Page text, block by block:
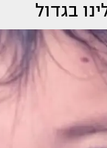
בגדול